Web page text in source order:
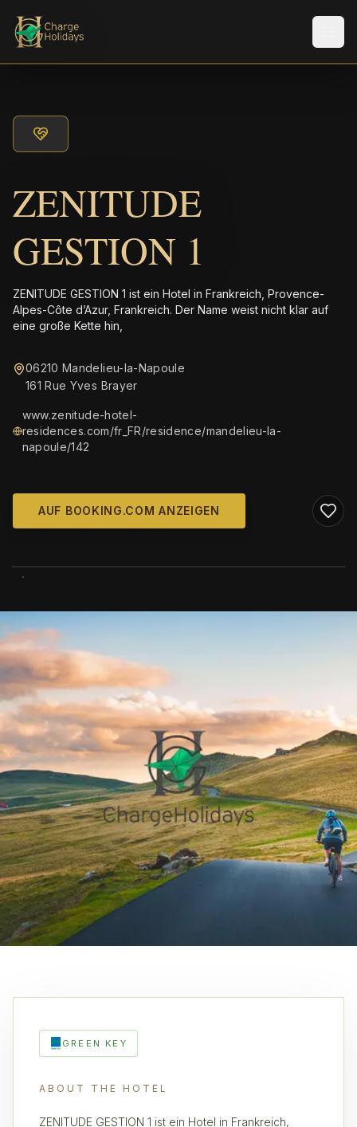
ZENITUDE
GESTION 1
ZENITUDE GESTION 1 ist ein Hotel in Frankreich, Provence-
Alpes-Côte d’Azur, Frankreich. Der Name weist nicht klar auf
eine große Kette hin,
06210 Mandelieu-la-Napoule
161 Rue Yves Brayer
www.zenitude-hotel-
residences.com/fr_FR/residence/mandelieu-la-
napoule/142
AUF BOOKING.COM ANZEIGEN
GREEN KEY
ABOUT THE HOTEL
ZENITUDE GESTION 1 ist ein Hotel in Frankreich,